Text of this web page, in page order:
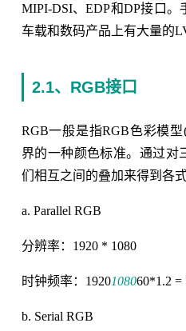
MIPI-DSI、EDP和DP接口。
车载和数码产品上有大量的
2.1、RGB接口
RGB一般是指RGB色彩模型
界的一种颜色标准。通过对
们相互之间的叠加来得到各
a. Parallel RGB
分辨率：1920 * 1080
时钟频率：1920108060*1.2 =
b. Serial RGB